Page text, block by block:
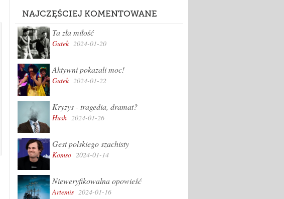
NAJCZĘŚCIEJ KOMENTOWANE
Ta zła miłość
Gutek 2024-01-20
Aktywni pokazali moc!
Gutek 2024-01-22
Kryzys - tragedia, dramat?
Hush 2024-01-26
Gest polskiego szachisty
Komso 2024-01-14
Nieweryfikowalna opowieść
Artemis 2024-01-16